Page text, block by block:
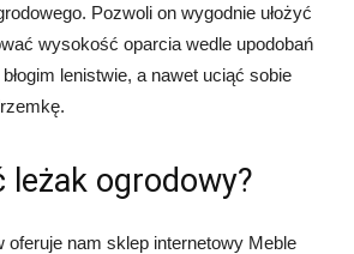
Pozwoli on wygodnie ułożyć
wysokość oparcia wedle upodobań
lenistwie, a nawet uciąć sobie
leżak ogrodowy?
oferuje nam sklep internetowy Meble